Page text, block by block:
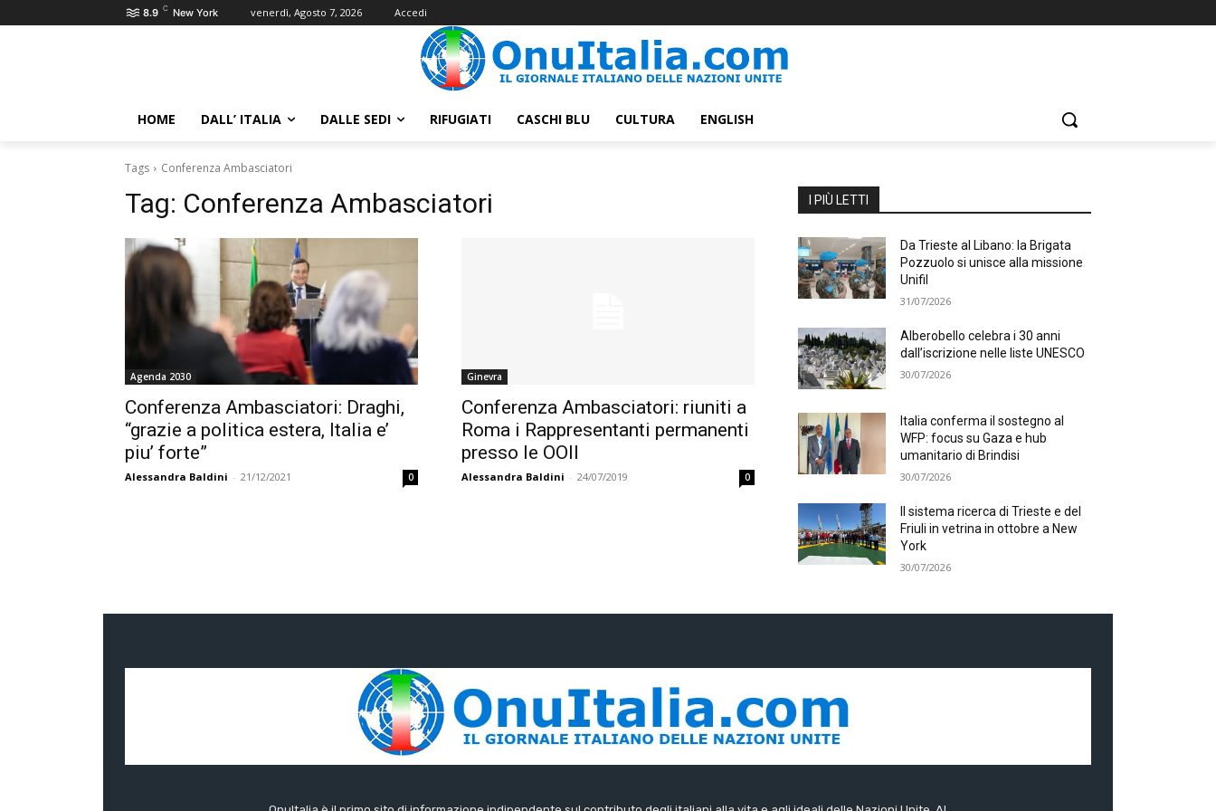
8.9 C New York venerdì, Agosto 7, 2026 Accedi
HOME DALL’ ITALIA DALLE SEDI RIFUGIATI CASCHI BLU CULTURA ENGLISH
Tags Conferenza Ambasciatori
Tag: Conferenza Ambasciatori
Agenda 2030
Conferenza Ambasciatori: Draghi,
“grazie a politica estera, Italia e’
piu’ forte”
Alessandra Baldini - 21/12/2021 0
Ginevra
Conferenza Ambasciatori: riuniti a
Roma i Rappresentanti permanenti
presso le OOII
Alessandra Baldini - 24/07/2019 0
I PIÙ LETTI
Da Trieste al Libano: la Brigata
Pozzuolo si unisce alla missione
Unifil
31/07/2026
Alberobello celebra i 30 anni
dall’iscrizione nelle liste UNESCO
30/07/2026
Italia conferma il sostegno al
WFP: focus su Gaza e hub
umanitario di Brindisi
30/07/2026
Il sistema ricerca di Trieste e del
Friuli in vetrina in ottobre a New
York
30/07/2026